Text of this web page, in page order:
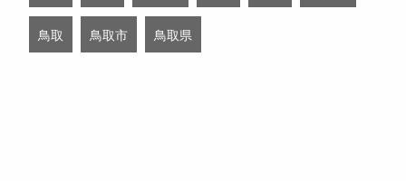
鳥取 鳥取市 鳥取県